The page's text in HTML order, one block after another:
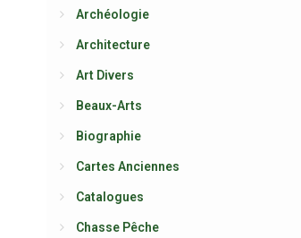
Archéologie
Architecture
Art Divers
Beaux-Arts
Biographie
Cartes Anciennes
Catalogues
Chasse Pêche